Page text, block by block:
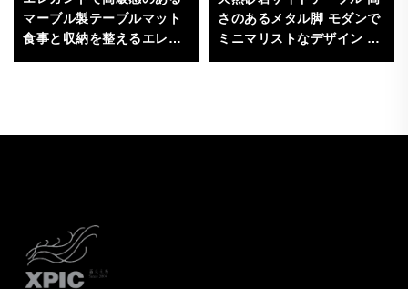
マーブル製テーブルマット
食事と収納を整えるエレガ
ントなインテリア雑貨 高品
さのあるメタル脚 モダンで
ミニマリストなデザイン リ
ビングルーム用家具（直径